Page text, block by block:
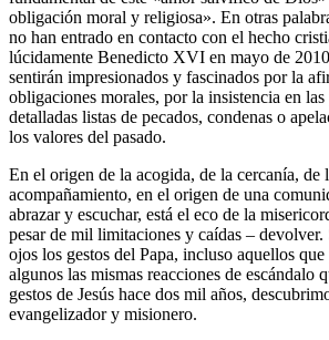
obligación moral y religiosa». En otras
no han entrado en contacto con el hecho
lúcidamente Benedicto XVI en mayo de
sentirán impresionados y fascinados por la
obligaciones morales, por la insistencia en
detalladas listas de pecados, condenas o
los valores del pasado.
En el origen de la acogida, de la cercanía, de
acompañamiento, en el origen de una
abrazar y escuchar, está el eco de la
pesar de mil limitaciones y caídas – devolver.
ojos los gestos del Papa, incluso aquellos
algunos las mismas reacciones de escándalo
gestos de Jesús hace dos mil años,
evangelizador y misionero.